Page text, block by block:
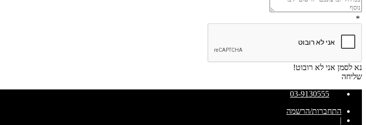
*
נא לסמן אני לא רובוט!
שליחה
03-9130555
התחברות/הרשמה
|